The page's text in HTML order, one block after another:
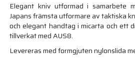
Elegant kniv utformad i samarbete
Japans främsta utformare av taktiska
och elegant handtag i micarta och ett
tillverkat med AUS8.
Levereras med formgjuten nylonslida